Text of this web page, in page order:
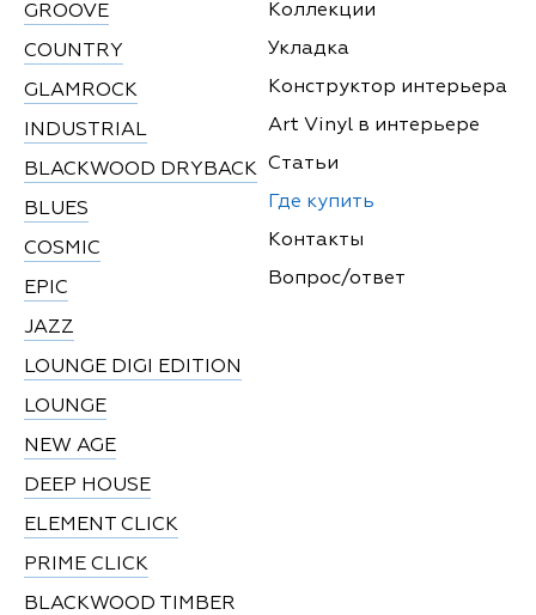
GROOVE
COUNTRY
GLAMROCK
INDUSTRIAL
BLACKWOOD DRYBACK
BLUES
COSMIC
EPIC
JAZZ
LOUNGE DIGI EDITION
LOUNGE
NEW AGE
DEEP HOUSE
ELEMENT CLICK
PRIME CLICK
BLACKWOOD TIMBER
Коллекции
Укладка
Конструктор интерьера
Art Vinyl в интерьере
Статьи
Где купить
Контакты
Вопрос/ответ